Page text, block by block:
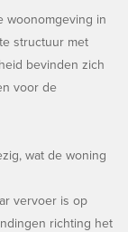
woonomgeving in
structuur met
bevinden zich
voor de
wat de woning
vervoer is op
richting het